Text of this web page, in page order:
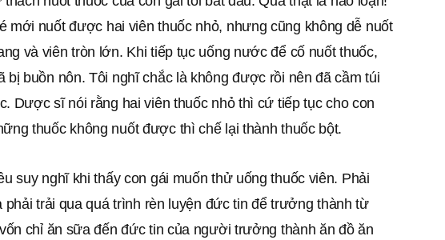
mới nuốt được hai viên thuốc nhỏ, nhưng cũng không dễ nuốt
và viên tròn lớn. Khi tiếp tục uống nước để cố nuốt thuốc,
bị buồn nôn. Tôi nghĩ chắc là không được rồi nên đã cầm túi
Dược sĩ nói rằng hai viên thuốc nhỏ thì cứ tiếp tục cho con
thuốc không nuốt được thì chế lại thành thuốc bột.
suy nghĩ khi thấy con gái muốn thử uống thuốc viên. Phải
phải trải qua quá trình rèn luyện đức tin để trưởng thành từ
chỉ ăn sữa đến đức tin của người trưởng thành ăn đồ ăn